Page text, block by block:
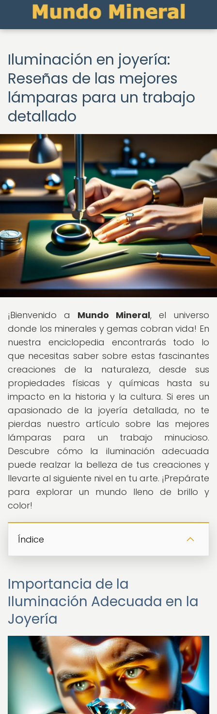
Iluminación en joyería:
Reseñas de las mejores
lámparas para un trabajo
detallado
¡Bienvenido a Mundo Mineral, el universo
donde los minerales y gemas cobran vida! En
nuestra enciclopedia encontrarás todo lo
que necesitas saber sobre estas fascinantes
creaciones de la naturaleza, desde sus
propiedades físicas y químicas hasta su
impacto en la historia y la cultura. Si eres un
apasionado de la joyería detallada, no te
pierdas nuestro artículo sobre las mejores
lámparas para un trabajo minucioso.
Descubre cómo la iluminación adecuada
puede realzar la belleza de tus creaciones y
llevarte al siguiente nivel en tu arte. ¡Prepárate
para explorar un mundo lleno de brillo y
color!
Índice
Importancia de la
Iluminación Adecuada en la
Joyería